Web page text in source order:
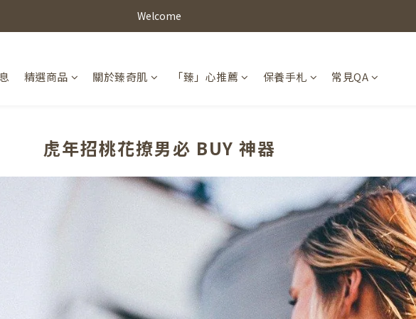
Welcome
精選商品 關於臻奇肌 「臻」心推薦 保養手札 常見QA
虎年招桃花撩男必 BUY 神器